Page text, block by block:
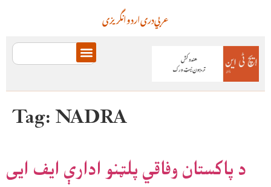
انگریزیاردودریعربي
Tag:NADRA
د پاکستان وفاقي پلټنو ادارې ایف ایی